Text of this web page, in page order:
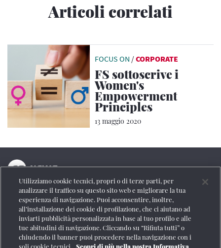
Articoli correlati
FOCUS ON /CORPORATE
FS sottoscrive i
Women's
Empowerment
Principles
13 maggio 2020
La testata online del Gruppo FS Italiane
Social
Utilizziamo cookie tecnici, propri o di terze parti, per
analizzare il traffico su questo sito web e migliorare la tua
esperienza di navigazione. Puoi acconsentire, inoltre,
all’installazione dei cookie di profilazione, che ci aiutano ad
inviarti pubblicità personalizzata in base al tuo profilo e alle
tue abitudini di navigazione. Cliccando su “Rifiuta tutti” o
chiudendo il banner puoi procedere nella navigazione con i
soli cookie tecnici.
Scopri di più nella nostra Informativa